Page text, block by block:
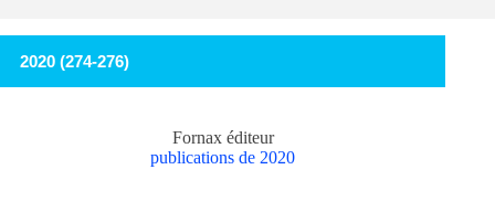
2020 (274-276)
Fornax éditeur
publications de 2020